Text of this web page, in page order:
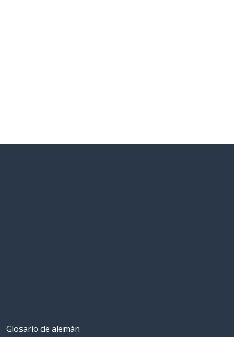
Glosario de alemán